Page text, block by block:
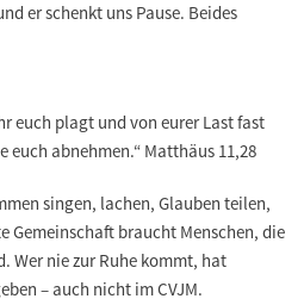
er schenkt uns Pause. Beides
euch plagt und von eurer Last fast
euch abnehmen.“ Matthäus 11,28
singen, lachen, Glauben teilen,
Gemeinschaft braucht Menschen, die
Wer nie zur Ruhe kommt, hat
– auch nicht im CVJM.